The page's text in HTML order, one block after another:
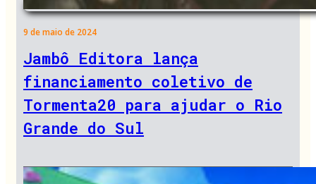
9 de maio de 2024
Jambô Editora lança
financiamento coletivo de
Tormenta20 para ajudar o Rio
Grande do Sul